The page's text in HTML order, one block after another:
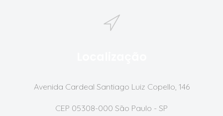
Avenida Cardeal Santiago Luiz Copello, 146
CEP 05308-000 São Paulo - SP